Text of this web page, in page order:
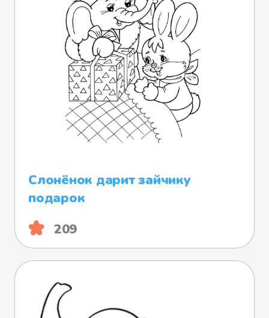
Слонёнок дарит зайчику
подарок
209